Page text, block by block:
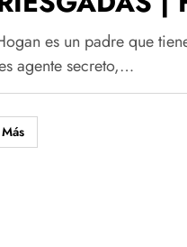
es un padre que
agente secreto,…